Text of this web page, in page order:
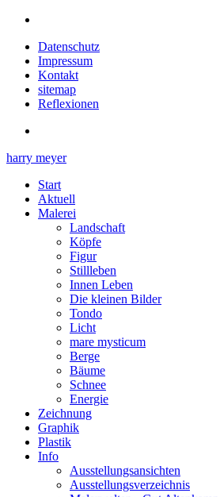
Datenschutz
Impressum
Kontakt
sitemap
Reflexionen
harry meyer
Start
Aktuell
Malerei
Landschaft
Köpfe
Figur
Stillleben
Innen Leben
Die kleinen Bilder
Tondo
Licht
mare mysticum
Berge
Bäume
Schnee
Energie
Zeichnung
Graphik
Plastik
Info
Ausstellungsansichten
Ausstellungsverzeichnis